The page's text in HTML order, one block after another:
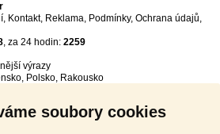
soubory cookies
, Kontakt, Reklama, Podmínky, Ochrana údajů,
, za 24 hodin: 2259
výrazy
, Polsko, Rakousko